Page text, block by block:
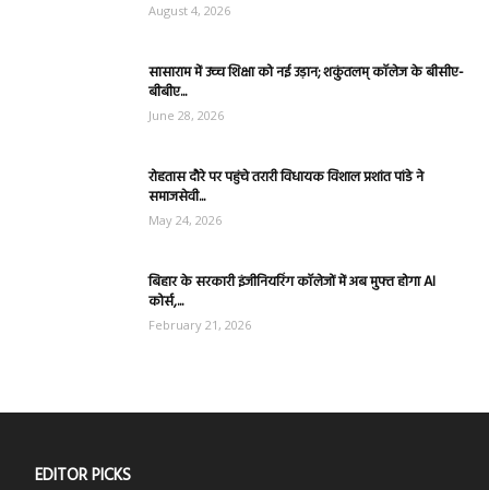
August 4, 2026
सासाराम में उच्च शिक्षा को नई उड़ान; शकुंतलम् कॉलेज के बीसीए-
बीबीए...
June 28, 2026
रोहतास दौरे पर पहुंचे तरारी विधायक विशाल प्रशांत पांडे ने
समाजसेवी...
May 24, 2026
बिहार के सरकारी इंजीनियरिंग कॉलेजों में अब मुफ्त होगा AI
कोर्स,...
February 21, 2026
EDITOR PICKS